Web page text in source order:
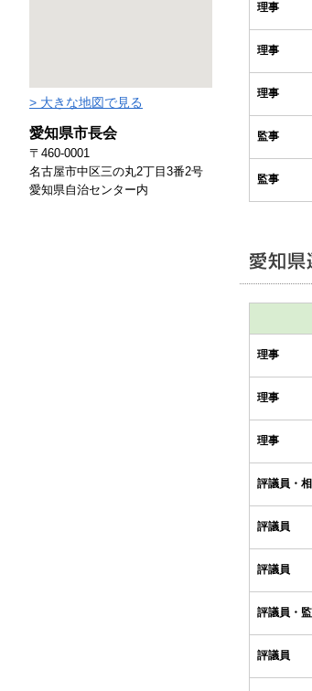
理事
理事
理事
監事
監事
理事
理事
理事
評議員・
評議員
評議員
評議員・
評議員
> 大きな地図で見る
愛知県市長会
〒460-0001
名古屋市中区三の丸2丁目3番2号
愛知県自治センター内